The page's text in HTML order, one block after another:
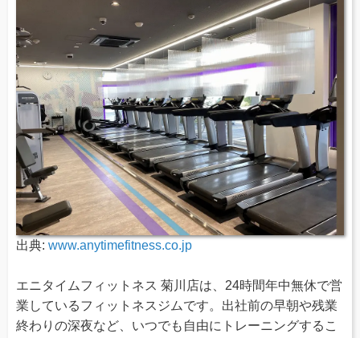
出典: www.anytimefitness.co.jp
エニタイムフィットネス 菊川店は、24時間年中無休で営
業しているフィットネスジムです。出社前の早朝や残業
終わりの深夜など、いつでも自由にトレーニングするこ